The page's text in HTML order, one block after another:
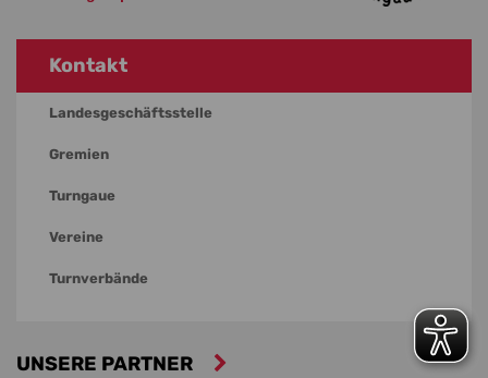
Kontakt
Landesgeschäftsstelle
Gremien
Turngaue
Vereine
Turnverbände
UNSERE PARTNER